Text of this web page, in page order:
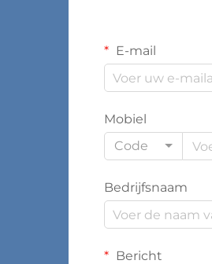
E-mail
Mobiel
Code
Bedrijfsnaam
Bericht